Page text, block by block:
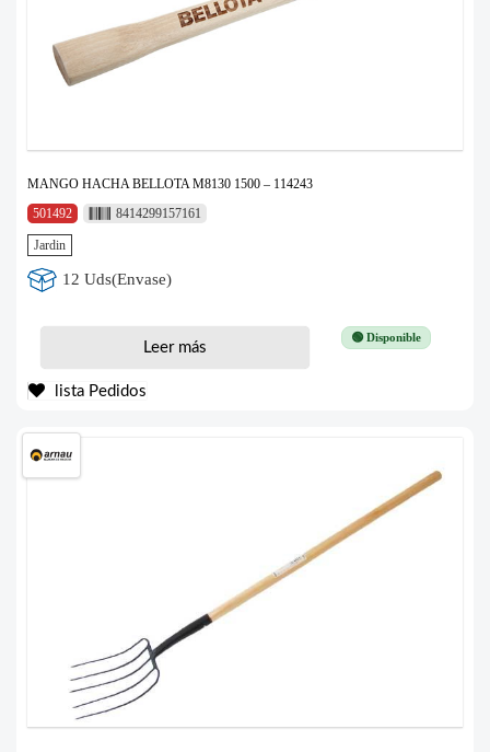
MANGO HACHA BELLOTA M8130 1500 – 114243
501492
8414299157161
Jardin
12 Uds(Envase)
🟢 Disponible
Leer más
lista Pedidos